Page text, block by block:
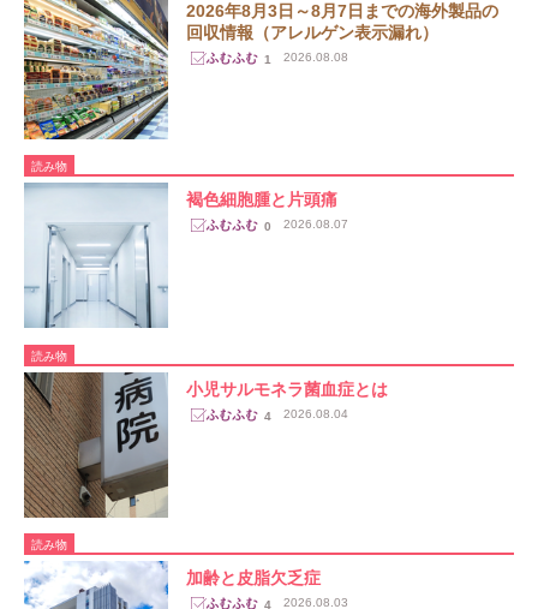
2026年8月3日～8月7日までの海外製品の
回収情報（アレルゲン表示漏れ）
1 2026.08.08
読み物
褐色細胞腫と片頭痛
0 2026.08.07
読み物
小児サルモネラ菌血症とは
4 2026.08.04
読み物
加齢と皮脂欠乏症
4 2026.08.03